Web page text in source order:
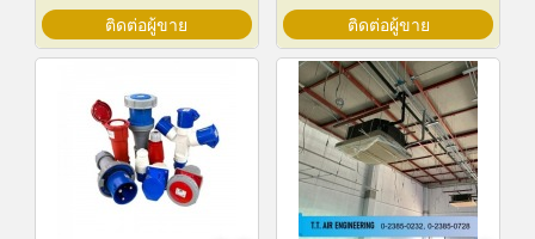
ติดต่อผู้ขาย ติดต่อผู้ขาย